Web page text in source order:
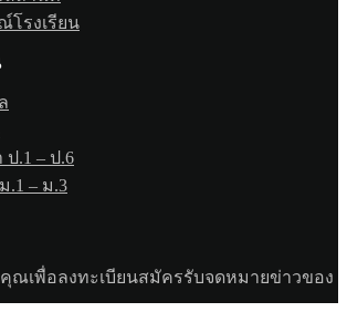
รงเรียน
.1 – ป.6
.1 – ม.3
ณเพื่อลงทะเบียนสมัครรับจดหมายข่าวของ